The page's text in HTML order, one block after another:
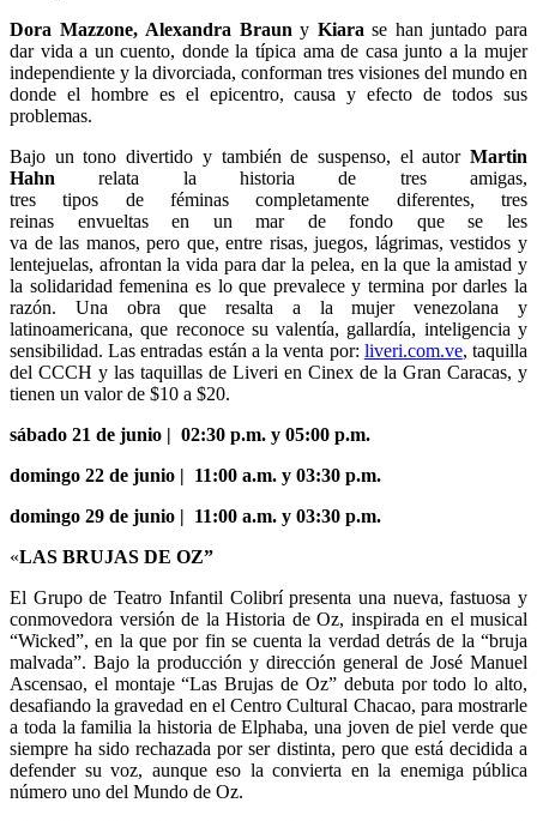
Dora Mazzone, Alexandra Brauny Kiarase han juntado para
dar vida a un cuento, donde la típica ama de casa junto a la mujer
independiente y la divorciada, conforman tres visiones del mundo en
donde el hombre es el epicentro, causa y efecto de todos sus
problemas.
Bajo un tono divertido y también de suspenso, el autor Martin
Hahnrelata la historia de tres amigas,
tres tipos de féminas completamente diferentes, tres
reinas envueltas en un mar de fondo que se les
va de las manos, pero que, entre risas, juegos, lágrimas, vestidos y
lentejuelas, afrontan la vida para dar la pelea, en la que la amistad y
la solidaridad femenina es lo que prevalece y termina por darles la
razón. Una obra que resalta a la mujer venezolana y
latinoamericana, que reconoce su valentía, gallardía, inteligencia y
sensibilidad. Las entradas están a la venta por: liveri.com.ve, taquilla
del CCCH y las taquillas de Liveri en Cinex de la Gran Caracas, y
tienen un valor de $10 a $20.
sábado 21 de junio | 02:30 p.m. y 05:00 p.m.
domingo 22 de junio | 11:00 a.m. y 03:30 p.m.
domingo 29 de junio | 11:00 a.m. y 03:30 p.m.
«LAS BRUJAS DE OZ”
El Grupo de Teatro Infantil Colibrí presenta una nueva, fastuosa y
conmovedora versión de la Historia de Oz, inspirada en el musical
“Wicked”, en la que por fin se cuenta la verdad detrás de la “bruja
malvada”. Bajo la producción y dirección general de José Manuel
Ascensao, el montaje “Las Brujas de Oz” debuta por todo lo alto,
desafiando la gravedad en el Centro Cultural Chacao, para mostrarle
a toda la familia la historia de Elphaba, una joven de piel verde que
siempre ha sido rechazada por ser distinta, pero que está decidida a
defender su voz, aunque eso la convierta en la enemiga pública
número uno del Mundo de Oz.